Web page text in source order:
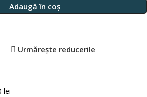
Adaugă în coș
Urmărește reducerile
lei